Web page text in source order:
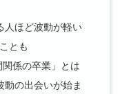
人ほど波動が軽い
とも
係の卒業」とは
動の出会いが始ま